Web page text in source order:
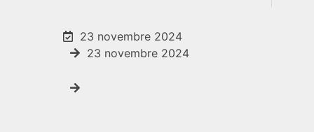
23 novembre 2024
23 novembre 2024